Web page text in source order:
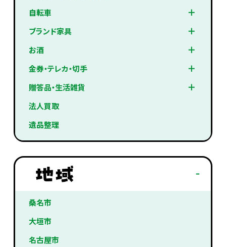
自転車
ブランド家具
お酒
金券・テレカ・切手
贈答品・生活雑貨
法人買取
遺品整理
桑名市
大垣市
名古屋市